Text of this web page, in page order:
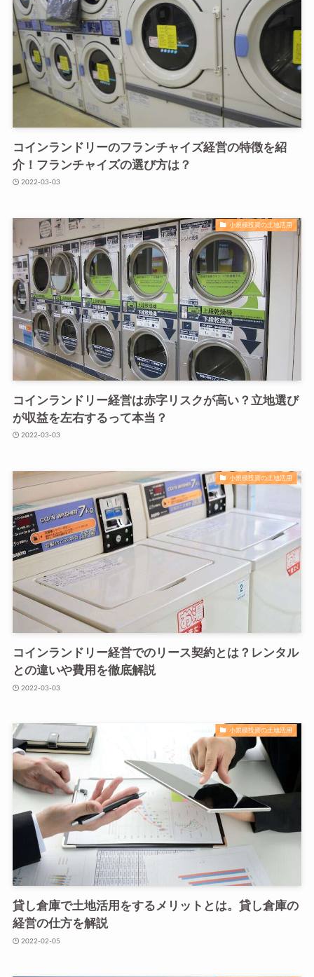
コインランドリーのフランチャイズ経営の特徴を紹
介！フランチャイズの選び方は？
2022-03-03
小規模投資の土地活用
コインランドリー経営は赤字リスクが高い？立地選び
が収益を左右するって本当？
2022-03-03
小規模投資の土地活用
コインランドリー経営でのリース契約とは？レンタル
との違いや費用を徹底解説
2022-03-03
小規模投資の土地活用
貸し倉庫で土地活用をするメリットとは。貸し倉庫の
経営の仕方を解説
2022-02-05